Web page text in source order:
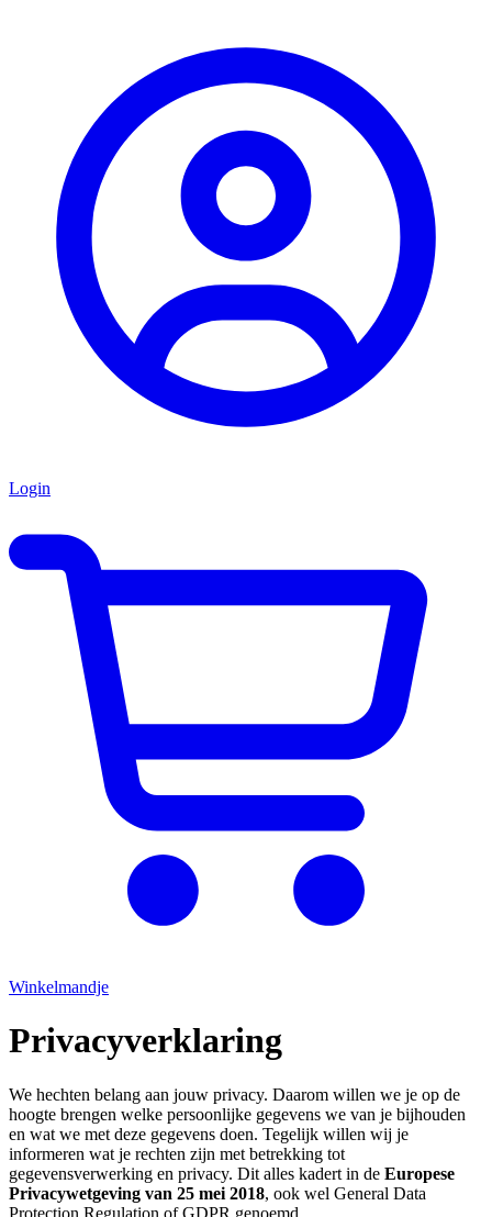
Login
Winkelmandje
Privacyverklaring
We hechten belang aan jouw privacy. Daarom willen we je op de
hoogte brengen welke persoonlijke gegevens we van je bijhouden
en wat we met deze gegevens doen. Tegelijk willen wij je
informeren wat je rechten zijn met betrekking tot
gegevensverwerking en privacy. Dit alles kadert in de Europese
Privacywetgeving van 25 mei 2018, ook wel General Data
Protection Regulation of GDPR genoemd.